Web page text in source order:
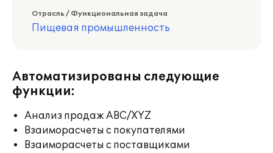
Отрасль / Функциональная задача
Пищевая промышленность
Автоматизированы следующие
функции:
Анализ продаж ABC/XYZ
Взаиморасчеты с покупателями
Взаиморасчеты с поставщиками